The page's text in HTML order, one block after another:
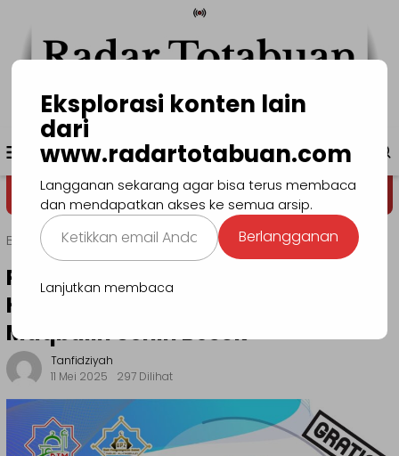
konten
Menu
Mobile
www.radartotabuan.com
Dega' Niondon Selamat Datang
Beranda Manado
Pengobatan Gratis dan Edukasi
Herbal Akan Digelar di Masjid Al-
Maqbulin Senin Besok
Tanfidziyah
11 Mei 2025
297 Dilihat
Eksplorasi konten lain
dari
www.radartotabuan.com
Langganan sekarang agar bisa terus membaca
dan mendapatkan akses ke semua arsip.
Ketikkan
email
Anda...
Berlangganan
Lanjutkan membaca